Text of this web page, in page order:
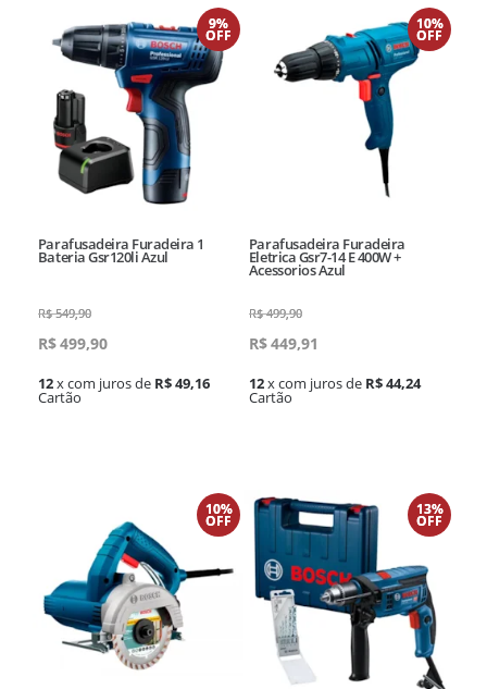
9%
OFF
Parafusadeira Furadeira 1
Bateria Gsr120li Azul
R$ 549,90
R$499,90
12x com juros de R$ 49,16
Cartão
10%
OFF
Parafusadeira Furadeira
Eletrica Gsr7-14 E 400W +
Acessorios Azul
R$ 499,90
R$449,91
12x com juros de R$ 44,24
Cartão
10%
OFF
13%
OFF